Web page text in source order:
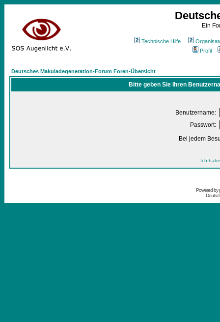
Ein
Technische Hilfe
Profil
Deutsches Makuladegeneration-Forum Foren-Übersicht
Bitte geben Sie Ihren
Benutzername:
Passwort:
Bei jedem
Ich
Powered by